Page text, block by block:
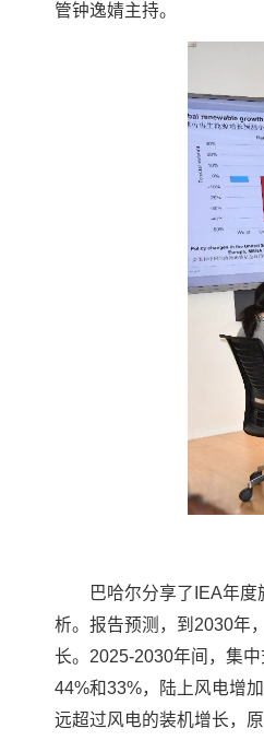
管钟逸婧主持。
巴哈尔分享了IEA年
析。报告预测，到2030年
长。2025-2030年间，集
44%和33%，陆上风电增
远超过风电的装机增长，